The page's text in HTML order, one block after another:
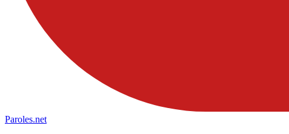
Paroles.net